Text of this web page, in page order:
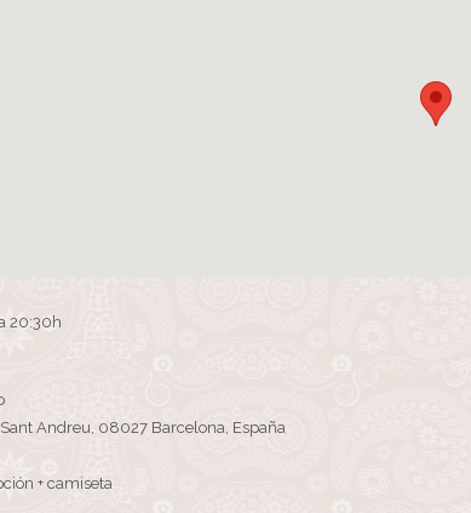
20:30h
Andreu, 08027 Barcelona, España
+ camiseta